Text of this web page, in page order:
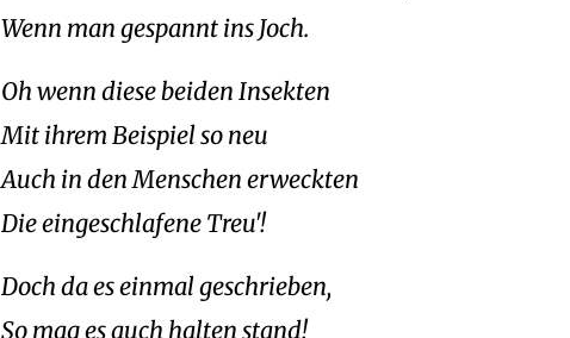
Wenn man gespannt ins Joch.
Oh wenn diese beiden Insekten
Mit ihrem Beispiel so neu
Auch in den Menschen erweckten
Die eingeschlafene Treu'!
Doch da es einmal geschrieben,
So mag es auch halten stand!